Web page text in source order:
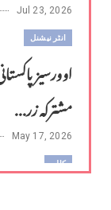
Jul 23, 2026
انٹر نیشنل
اوورسیز
مشترکہ زر...
May 17, 2026
کالم